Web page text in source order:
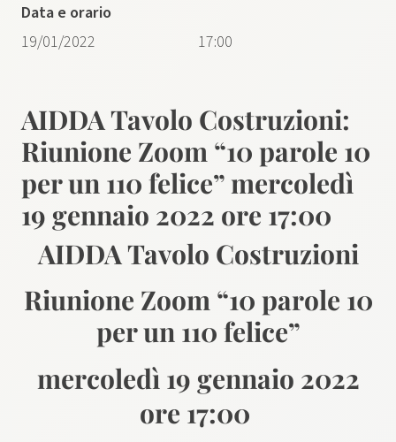
AIDDA Tavolo Costruzioni:
Riunione Zoom “10 parole 10
per un 110 felice” mercoledì
19 gennaio 2022 ore 17:00
AIDDA Tavolo Costruzioni
Riunione Zoom “10 parole 10
per un 110 felice”
mercoledì 19 gennaio 2022
ore 17:00
Data e orario
19/01/2022
17:00